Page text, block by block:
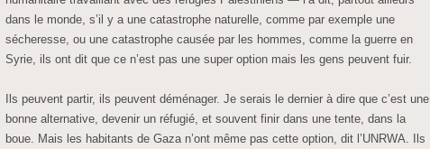
dans le monde, s’il y a une catastrophe naturelle, comme par exemple une
sécheresse, ou une catastrophe causée par les hommes, comme la guerre en
Syrie, ils ont dit que ce n’est pas une super option mais les gens peuvent fuir.
Ils peuvent partir, ils peuvent déménager. Je serais le dernier à dire que c’est une
bonne alternative, devenir un réfugié, et souvent finir dans une tente, dans la
boue. Mais les habitants de Gaza n’ont même pas cette option, dit l’UNRWA. Ils